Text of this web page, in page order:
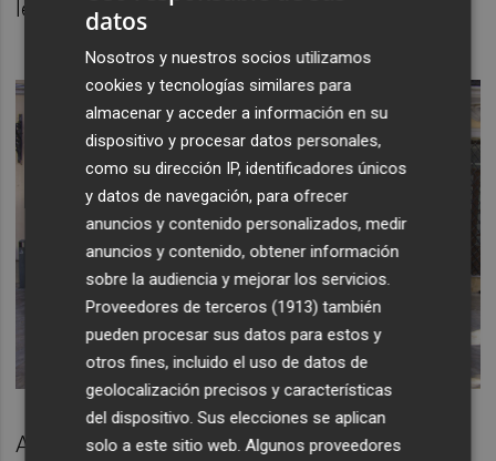
legislatura.
Al respecto, la alcaldesa de Alginet,Elia
datos
Nosotros y nuestros socios utilizamos
cookies y tecnologías similares para
almacenar y acceder a información en su
dispositivo y procesar datos personales,
como su dirección IP, identificadores únicos
y datos de navegación, para ofrecer
anuncios y contenido personalizados, medir
anuncios y contenido, obtener información
sobre la audiencia y mejorar los servicios.
Proveedores de terceros (1913) también
pueden procesar sus datos para estos y
otros fines, incluido el uso de datos de
geolocalización precisos y características
del dispositivo. Sus elecciones se aplican
solo a este sitio web. Algunos proveedores